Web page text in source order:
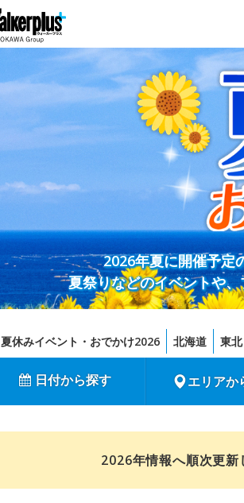
2026年夏に開催予定
夏祭りなどのイベントや
夏休みイベント・おでかけ2026 北海道 東北
日付から探す エリアか
2026年情報へ順次更新